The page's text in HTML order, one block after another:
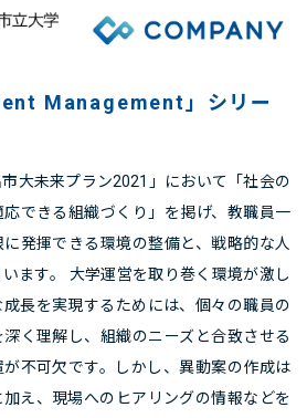
Management」シリー
大未来プラン2021」において「社会の
できる組織づくり」を掲げ、教職員一
発揮できる環境の整備と、戦略的な人
ます。 大学運営を取り巻く環境が激し
長を実現するためには、個々の職員の
く理解し、組織のニーズと合致させる
が不可欠です。しかし、異動案の作成は
え、現場へのヒアリングの情報などを